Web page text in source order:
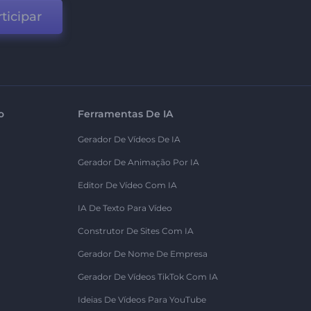
Ferramentas De IA
Gerador De Vídeos De IA
Gerador De Animação Por IA
Editor De Vídeo Com IA
IA De Texto Para Vídeo
Construtor De Sites Com IA
Gerador De Nome De Empresa
Gerador De Vídeos TikTok Com IA
Ideias De Vídeos Para YouTube